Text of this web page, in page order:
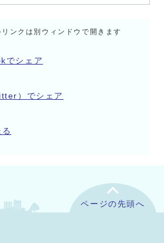
ンクは別ウィンドウで開きます
でシェア
）でシェア
ページの先頭へ